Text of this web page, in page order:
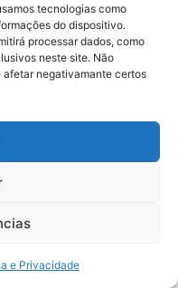
tecnologias como
do dispositivo.
processar dados, como
neste site. Não
negativamante certos
e Privacidade